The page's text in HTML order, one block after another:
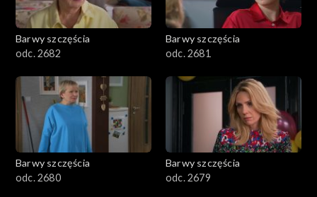
Barwy szczęścia
odc. 2682
Barwy szczęścia
odc. 2681
Barwy szczęścia
odc. 2680
Barwy szczęścia
odc. 2679